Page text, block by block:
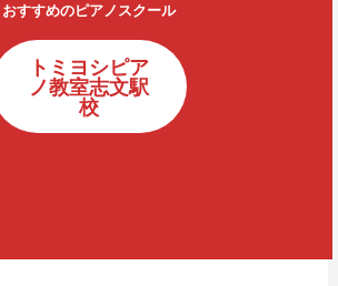
おすすめのピアノスクール
トミヨシピア
ノ教室志文駅
校